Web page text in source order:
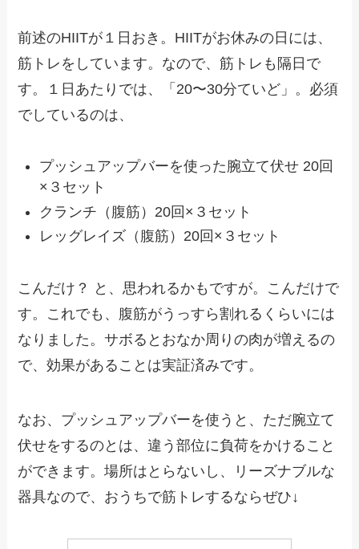
前述のHIITが１日おき。HIITがお休みの日には、
筋トレをしています。なので、筋トレも隔日で
す。１日あたりでは、「20〜30分ていど」。必須
でしているのは、
プッシュアップバーを使った腕立て伏せ 20回
×３セット
クランチ（腹筋）20回×３セット
レッグレイズ（腹筋）20回×３セット
こんだけ？ と、思われるかもですが。こんだけで
す。これでも、腹筋がうっすら割れるくらいには
なりました。サボるとおなか周りの肉が増えるの
で、効果があることは実証済みです。
なお、プッシュアップバーを使うと、ただ腕立て
伏せをするのとは、違う部位に負荷をかけること
ができます。場所はとらないし、リーズナブルな
器具なので、おうちで筋トレするならぜひ↓